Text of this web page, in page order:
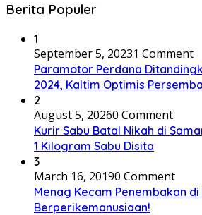
Berita Populer
1
September 5, 20231 Comment
Paramotor Perdana
2024, Kaltim Optimis
2
August 5, 20260 Comment
Kurir Sabu Batal Nikah di
1 Kilogram Sabu Disita
3
March 16, 20190 Comment
Menag Kecam Penembakan di
Berperikemanusiaan!